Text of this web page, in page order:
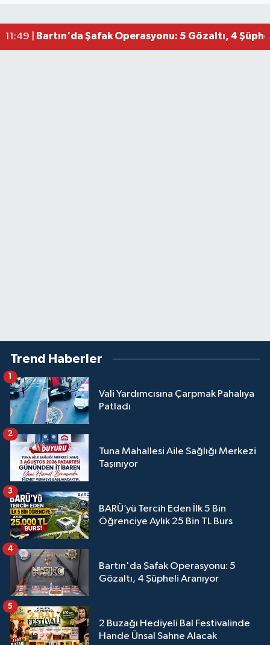
11:49 | Bartın'da Şafak Operasyonu: 5 Gözaltı, 4
Trend Haberler
Vali Yardımcısına Çarpmak Pahalıya
Patladı
1
Tuna Mahallesi Aile Sağlığı Merkezi
Taşınıyor
2
BARÜ’yü Tercih Eden İlk 5 Bin
Öğrenciye Aylık 25 Bin TL Burs
3
Bartın'da Şafak Operasyonu: 5
Gözaltı, 4 Şüpheli Aranıyor
4
2 Buzağı Hediyeli Bal Festivalinde
Hande Ünsal Sahne Alacak
5